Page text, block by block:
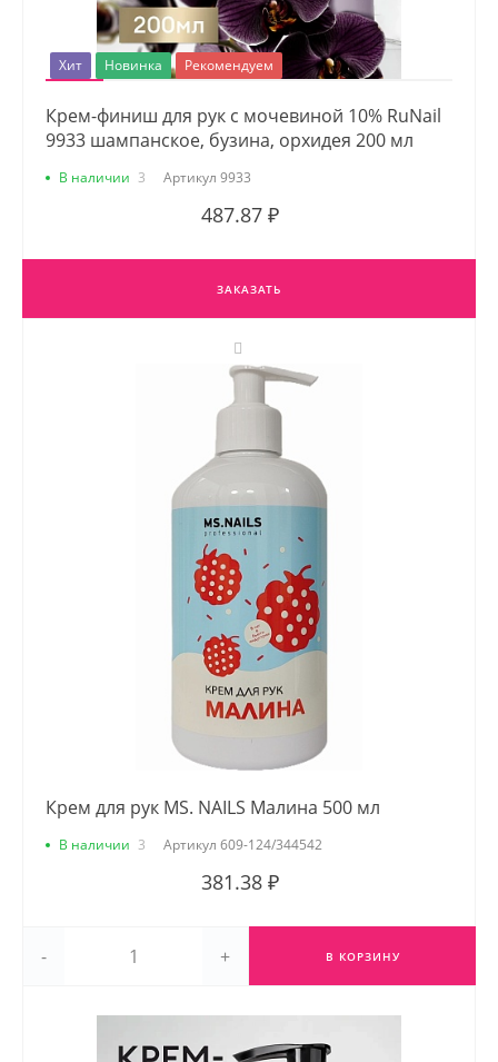
Хит Новинка Рекомендуем
Крем-финиш для рук с мочевиной 10% RuNail
9933 шампанское, бузина, орхидея 200 мл
В наличии 3 Артикул 9933
487.87 ₽
ЗАКАЗАТЬ
Крем для рук MS. NAILS Малина 500 мл
В наличии 3 Артикул 609-124/344542
381.38 ₽
- + В КОРЗИНУ